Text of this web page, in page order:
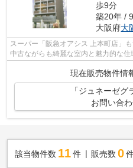
歩9分
築20年 /
大阪府大
スーパー「阪急オアシス 上本町店」
中古ながらも綺麗な室内と魅力的な
現在販売物件情
「ジュネーゼ
お問い合
該当物件数 11件 販売数 0